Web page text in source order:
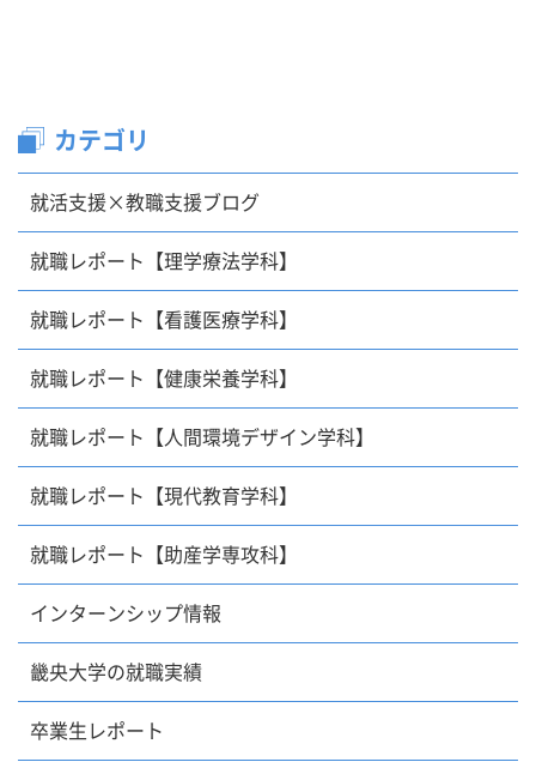
カテゴリ
就活支援×教職支援ブログ
就職レポート【理学療法学科】
就職レポート【看護医療学科】
就職レポート【健康栄養学科】
就職レポート【人間環境デザイン学科】
就職レポート【現代教育学科】
就職レポート【助産学専攻科】
インターンシップ情報
畿央大学の就職実績
卒業生レポート